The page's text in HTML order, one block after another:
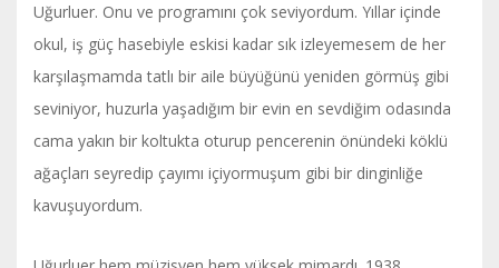
Uğurluer. Onu ve programını çok seviyordum. Yıllar içinde
okul, iş güç hasebiyle eskisi kadar sık izleyemesem de her
karşılaşmamda tatlı bir aile büyüğünü yeniden görmüş gibi
seviniyor, huzurla yaşadığım bir evin en sevdiğim odasında
cama yakın bir koltukta oturup pencerenin önündeki köklü
ağaçları seyredip çayımı içiyormuşum gibi bir dinginliğe
kavuşuyordum.